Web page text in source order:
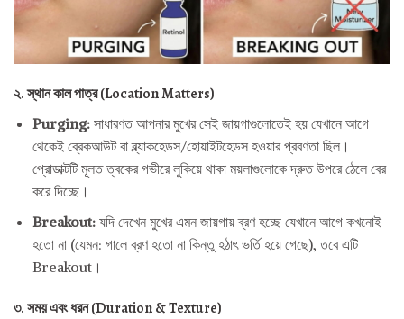
২. স্থান কাল পাত্র (Location Matters)
Purging:সাধারণত আপনার মুখের সেই জায়গাগুলোতেই হয় যেখানে আগে
থেকেই ব্রেকআউট বা ব্ল্যাকহেডস/হোয়াইটহেডস হওয়ার প্রবণতা ছিল।
প্রোডাক্টটি মূলত ত্বকের গভীরে লুকিয়ে থাকা ময়লাগুলোকে দ্রুত উপরে ঠেলে বের
করে দিচ্ছে।
Breakout:যদি দেখেন মুখের এমন জায়গায় ব্রণ হচ্ছে যেখানে আগে কখনোই
হতো না (যেমন: গালে ব্রণ হতো না কিন্তু হঠাৎ ভর্তি হয়ে গেছে), তবে এটি
Breakout।
৩. সময় এবং ধরন (Duration & Texture)